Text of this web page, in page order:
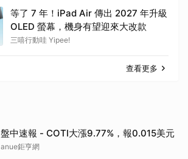
等了 7 年！iPad Air 傳出 2027 年升級
OLED 螢幕，機身有望迎來大改款
三嘻行動哇 Yipee!
查看更多
盤中速報 - COTI大漲9.77%，報0.015美元
anue鉅亨網